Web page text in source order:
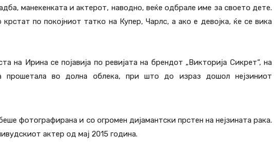
манекенката и актерот, наводно, веќе одбрале име за своето дете.
по покојниот татко на Купер, Чарлс, а ако е девојка, ќе се вика
на Ирина се појавија по ревијата на брендот „Викторија Сикрет“, на
прошетала во долна облека, при што до израз дошол нејзиниот
фотографирана и со огромен дијамантски прстен на нејзината рака.
актер од мај 2015 година.